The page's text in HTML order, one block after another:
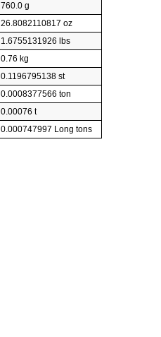
760.0 g
26.8082110817 oz
1.6755131926 lbs
0.76 kg
0.1196795138 st
0.0008377566 ton
0.00076 t
0.000747997 Long tons